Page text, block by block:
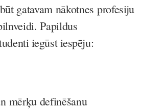
gatavam nākotnes profesiju
Papildus
iegūst iespēju:
mērķu definēšanu